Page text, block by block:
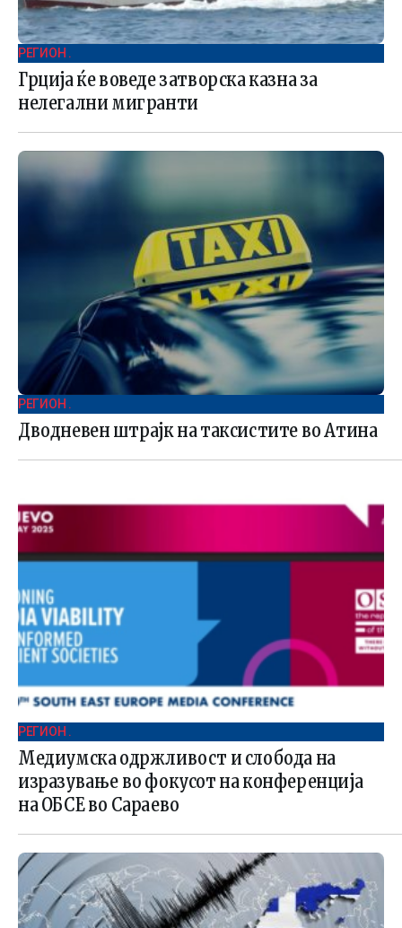
РЕГИОН .
Грција ќе воведе затворска казна за
нелегални мигранти
РЕГИОН .
Дводневен штрајк на таксистите во Атина
РЕГИОН .
Медиумска одржливост и слобода на
изразување во фокусот на конференција
на ОБСЕ во Сараево